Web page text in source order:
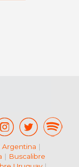
Argentina |
| Buscalibre